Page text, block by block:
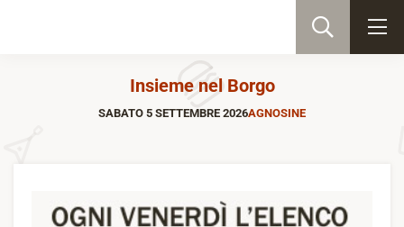
Insieme nel Borgo
SABATO 5 SETTEMBRE 2026AGNOSINE